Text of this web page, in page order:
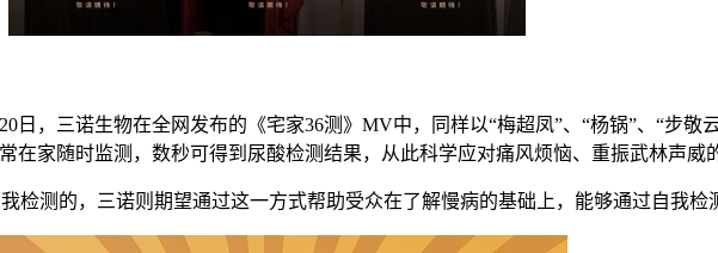
20 日，三诺生物在全网发布的《宅家36测》 MV中，同样以“梅超凤”、“杨锅”、“步敬
在家随时监测，数秒可得到尿酸检测结果，从此科学应对痛风烦恼、重振武林声威
检测的，三诺则期望通过这一方式帮助受众在了解慢病的基础上，能够通过自我检